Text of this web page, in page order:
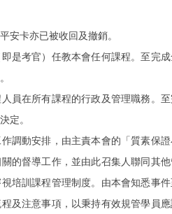
安卡亦已被收回及撤銷。
是考官）任教本會任何課程。至完
員在所有課程的行政及管理職務。
定。
調動安排，由主責本會的「質素保
的督導工作，並由此召集人聯同其
培訓課程管理制度。由本會知悉事
及注意事項，以秉持有效規管學員